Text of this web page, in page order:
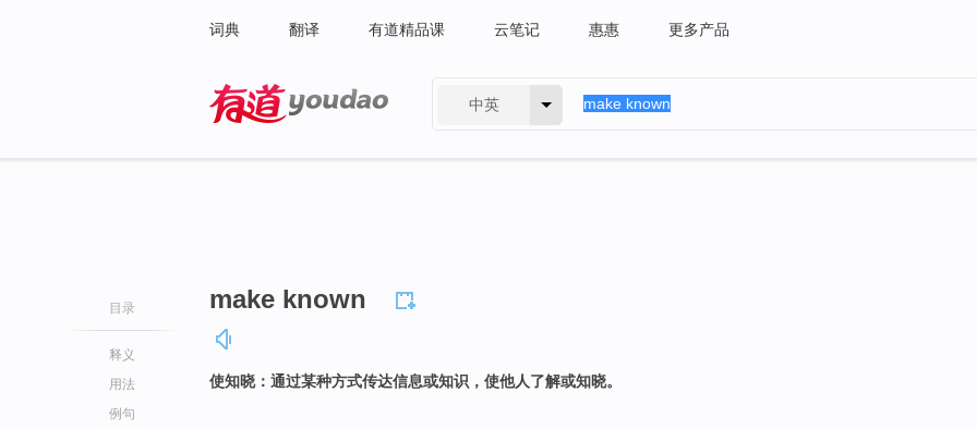
词典 翻译 有道精品课 云笔记 惠惠 更多产品
中英
目录
释义
用法
例句
make known
使知晓：通过某种方式传达信息或知识，使他人了解或知晓。